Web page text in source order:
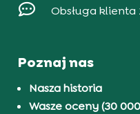
 Obsługa klienta
Poznaj nas
Nasza historia
Wasze oceny (30